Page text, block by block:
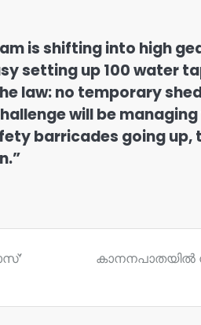
is shifting into high
setting up 100 water
law: no temporary
will be
barricades going
കാനനപാതയിൽ